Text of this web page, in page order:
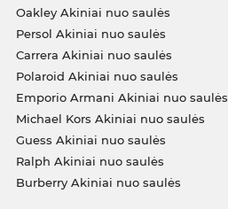
Oakley Akiniai nuo saulės
Persol Akiniai nuo saulės
Carrera Akiniai nuo saulės
Polaroid Akiniai nuo saulės
Emporio Armani Akiniai nuo saulės
Michael Kors Akiniai nuo saulės
Guess Akiniai nuo saulės
Ralph Akiniai nuo saulės
Burberry Akiniai nuo saulės